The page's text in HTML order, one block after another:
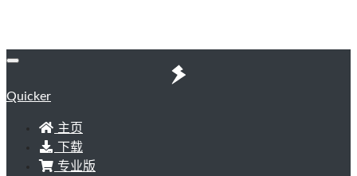
Quicker
主页
下载
专业版